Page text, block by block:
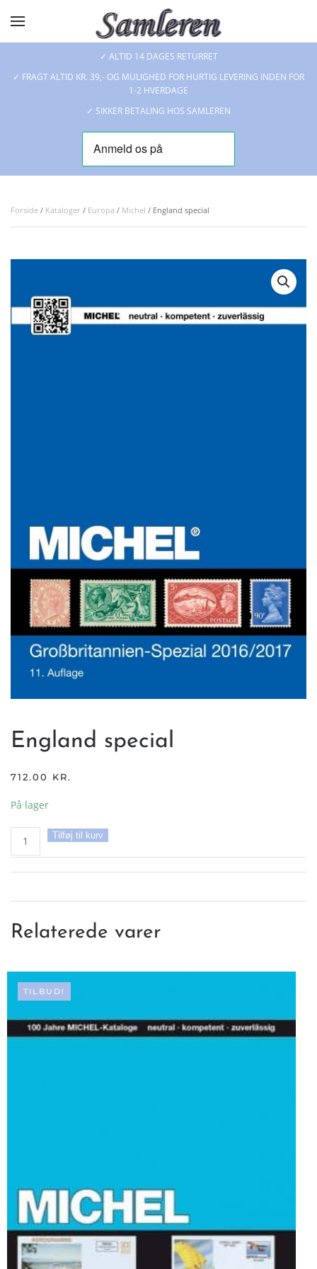
Skip to main content
✓ ALTID 14 DAGES RETURRET
✓ FRAGT ALTID KR. 39,- OG MULIGHED FOR HURTIG LEVERING INDEN FOR
1-2 HVERDAGE
✓ SIKKER BETALING HOS SAMLEREN
Forside / Kataloger / Europa / Michel / England special
England special
712.00 KR.
På lager
special
Tilføj til kurv
Relaterede varer
TILBUD!